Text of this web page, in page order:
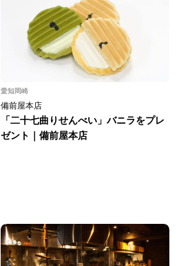
愛知岡崎
備前屋本店
「二十七曲りせんべい」バニラをプレ
ゼント｜備前屋本店